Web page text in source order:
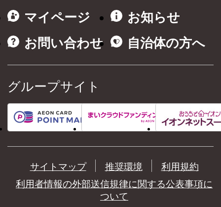
マイページ
お知らせ
お問い合わせ
自治体の方へ
グループサイト
サイトマップ 推奨環境
利用規約
利用者情報の外部送信規律に関する公表事項に
ついて